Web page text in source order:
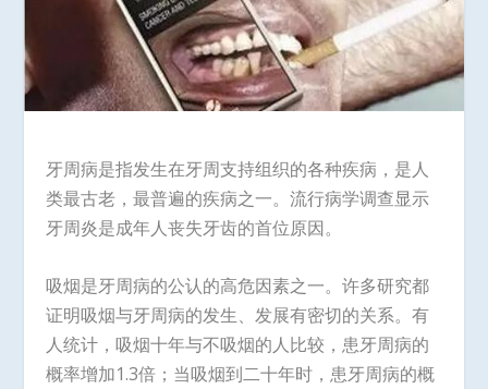
牙周病是指发生在牙周支持组织的各种疾病，是人
类最古老，最普遍的疾病之一。流行病学调查显示
牙周炎是成年人丧失牙齿的首位原因。
吸烟是牙周病的公认的高危因素之一。许多研究都
证明吸烟与牙周病的发生、发展有密切的关系。有
人统计，吸烟十年与不吸烟的人比较，患牙周病的
概率增加1.3倍；当吸烟到二十年时，患牙周病的概